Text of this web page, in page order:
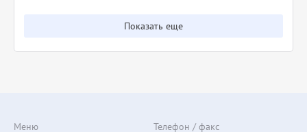
Показать еще
Меню Телефон / факс